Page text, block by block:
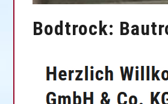
Bodtrock: